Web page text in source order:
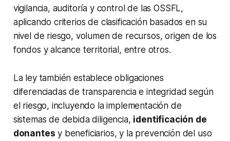
vigilancia, auditoría y control de las OSSFL,
aplicando criterios de clasificación basados en su
nivel de riesgo, volumen de recursos, origen de los
fondos y alcance territorial, entre otros.
La ley también establece obligaciones
diferenciadas de transparencia e integridad según
el riesgo, incluyendo la implementación de
sistemas de debida diligencia, identificación de
donantes y beneficiarios, y la prevención del uso